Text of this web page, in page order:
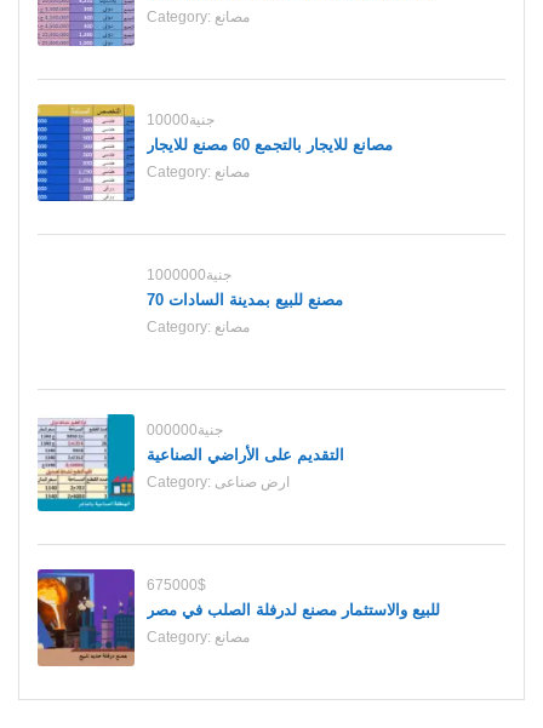
Category: مصانع
10000جنية
مصانع للايجار بالتجمع 60 مصنع للايجار
Category: مصانع
1000000جنية
70 مصنع للبيع بمدينة السادات
Category: مصانع
000000جنية
التقديم على الأراضي الصناعية
Category: ارض صناعى
675000$
للبيع والاستثمار مصنع لدرفلة الصلب في مصر
Category: مصانع